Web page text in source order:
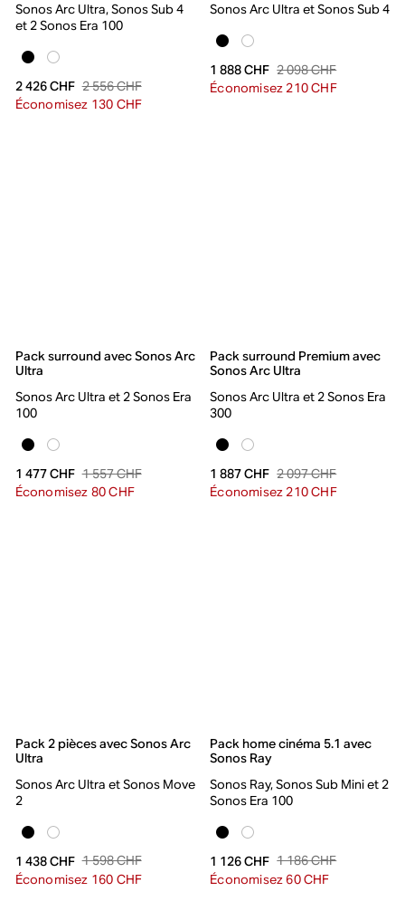
Sonos Arc Ultra, Sonos Sub 4
et 2 Sonos Era 100
2 426 CHF 2 556 CHF
Économisez 130 CHF
Sonos Arc Ultra et Sonos Sub 4
1 888 CHF 2 098 CHF
Économisez 210 CHF
Pack surround avec Sonos Arc
Ultra
Sonos Arc Ultra et 2 Sonos Era
100
1 477 CHF 1 557 CHF
Économisez 80 CHF
Pack surround Premium avec
Sonos Arc Ultra
Sonos Arc Ultra et 2 Sonos Era
300
1 887 CHF 2 097 CHF
Économisez 210 CHF
Pack 2 pièces avec Sonos Arc
Ultra
Sonos Arc Ultra et Sonos Move
2
1 438 CHF 1 598 CHF
Économisez 160 CHF
Pack home cinéma 5.1 avec
Sonos Ray
Sonos Ray, Sonos Sub Mini et 2
Sonos Era 100
1 126 CHF 1 186 CHF
Économisez 60 CHF